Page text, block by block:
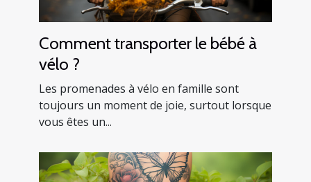
Comment transporter le bébé à
vélo ?
Les promenades à vélo en famille sont
toujours un moment de joie, surtout lorsque
vous êtes un...